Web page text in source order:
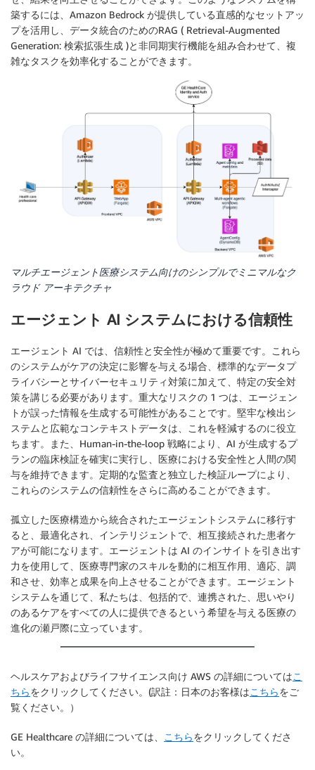
築するには、Amazon Bedrock が提供している直感的なセットアッ
プを活用し、データ統合のためのRAG ( Retrieval-Augmented
Generation: 検索拡張生成 )と非同期実行機能を組み合わせて、複
雑なタスクを効率化することができます。
マルチエージェント医療システム向けのシンプルでミニマルなク
ラウド アーキテクチャ
エージェント AI システムにおける信頼性
エージェント AI では、信頼性と安全性が極めて重要です。これら
のシステムがケアの決定に影響を与える場合、標準的なデータプ
ライバシーとサイバーセキュリティ対策に加えて、特定の安全対
策を講じる必要があります。重大なリスクの 1 つは、エージェン
トが誤った情報を生成する可能性があることです。堅牢な検出シ
ステムと広範なコンテキストデータは、これを軽減するのに役立
ちます。また、Human-in-the-loop 戦略により、AI が生成するプ
ランの臨床検証を確実に実行し、医療における安全性と人間の関
与を維持できます。定期的な監査と独立した検証ループにより、
これらのシステムの信頼性をさらに高めることができます。
孤立した医療構造から統合されたエージェントシステムに移行す
ると、最適化され、インテリジェントで、相互接続された患者ケ
アが可能になります。エージェントは AI のインサイトを引き出す
力を使用して、医療専門家のスキルを動的に相互作用、適応、調
和させ、効率と成果を向上させることができます。エージェント
システムを通じて、私たちは、包括的で、連携された、思いやり
のあるケアをすべての人に提供できるという希望を与える医療の
進化の瀬戸際に立っています。
ヘルスケアおよびライフサイエンス向け AWS の詳細についてはこ
ちらをクリックしてください。(訳註：日本のお客様はこちらをご
覧ください。）
GE Healthcare の詳細については、 こちらをクリックしてくださ
い。